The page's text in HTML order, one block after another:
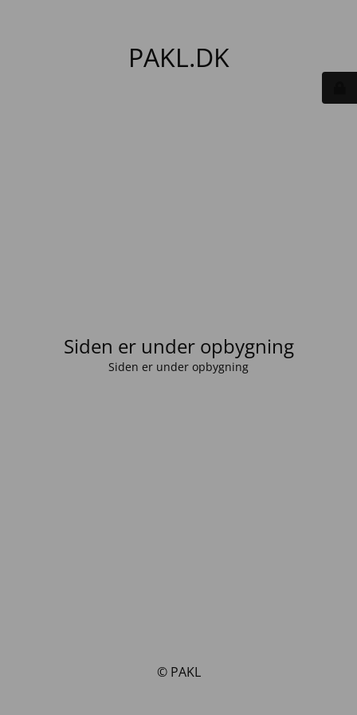
PAKL.DK
Siden er under opbygning
Siden er under opbygning
© PAKL